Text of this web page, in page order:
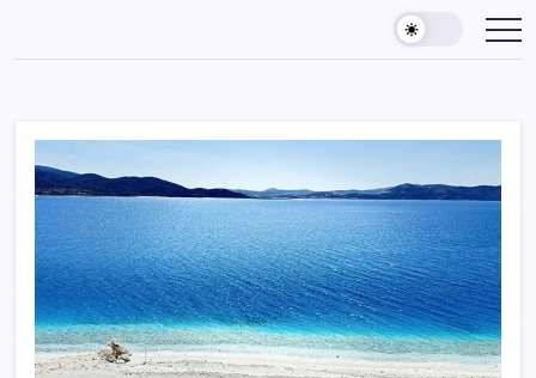
content